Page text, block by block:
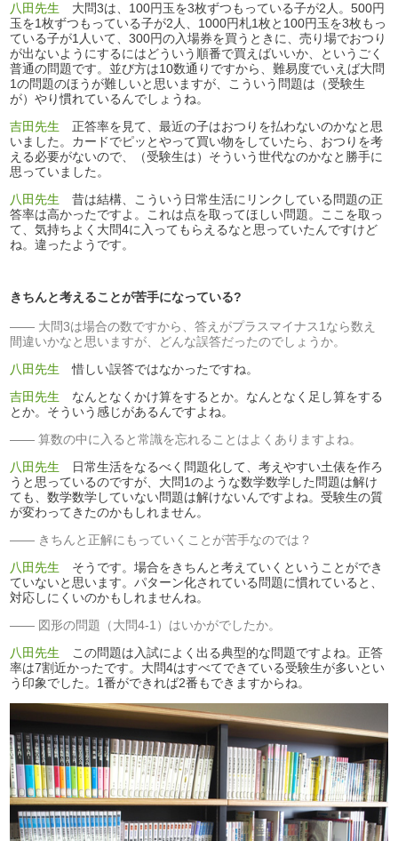
八田先生 大問3は、100円玉を3枚ずつもっている子が2人。500円
玉を1枚ずつもっている子が2人、1000円札1枚と100円玉を3枚もっ
ている子が1人いて、300円の入場券を買うときに、売り場でおつり
が出ないようにするにはどういう順番で買えばいいか、というごく
普通の問題です。並び方は10数通りですから、難易度でいえば大問
1の問題のほうが難しいと思いますが、こういう問題は（受験生
が）やり慣れているんでしょうね。
吉田先生 正答率を見て、最近の子はおつりを払わないのかなと思
いました。カードでピッとやって買い物をしていたら、おつりを考
える必要がないので、（受験生は）そういう世代なのかなと勝手に
思っていました。
八田先生 昔は結構、こういう日常生活にリンクしている問題の正
答率は高かったですよ。これは点を取ってほしい問題。ここを取っ
て、気持ちよく大問4に入ってもらえるなと思っていたんですけど
ね。違ったようです。
きちんと考えることが苦手になっている?
大問3は場合の数ですから、答えがプラスマイナス1なら数え
間違いかなと思いますが、どんな誤答だったのでしょうか。
八田先生 惜しい誤答ではなかったですね。
吉田先生 なんとなくかけ算をするとか。なんとなく足し算をする
とか。そういう感じがあるんですよね。
算数の中に入ると常識を忘れることはよくありますよね。
八田先生 日常生活をなるべく問題化して、考えやすい土俵を作ろ
うと思っているのですが、大問1のような数学数学した問題は解け
ても、数学数学していない問題は解けないんですよね。受験生の質
が変わってきたのかもしれません。
きちんと正解にもっていくことが苦手なのでは？
八田先生 そうです。場合をきちんと考えていくということができ
ていないと思います。パターン化されている問題に慣れていると、
対応しにくいのかもしれませんね。
図形の問題（大問4-1）はいかがでしたか。
八田先生 この問題は入試によく出る典型的な問題ですよね。正答
率は7割近かったです。大問4はすべてできている受験生が多いとい
う印象でした。1番ができれば2番もできますからね。